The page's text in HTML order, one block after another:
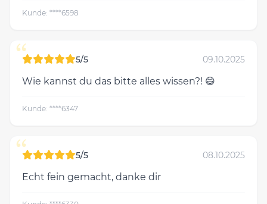
Kunde: ****6598
“ 5/5 09.10.2025
Wie kannst du das bitte alles wissen?! 😄
Kunde: ****6347
“ 5/5 08.10.2025
Echt fein gemacht, danke dir